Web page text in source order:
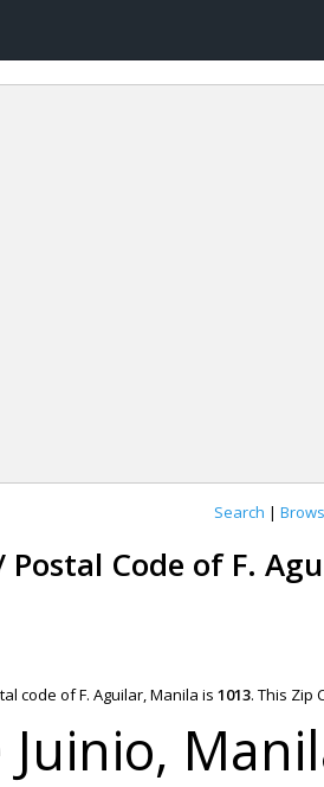
Search |
Postal Code of F.
code of F. Aguilar, Manila is 1013. This Zip
Juinio,